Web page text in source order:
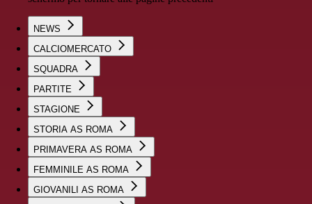
NEWS
CALCIOMERCATO
SQUADRA
PARTITE
STAGIONE
STORIA AS ROMA
PRIMAVERA AS ROMA
FEMMINILE AS ROMA
GIOVANILI AS ROMA